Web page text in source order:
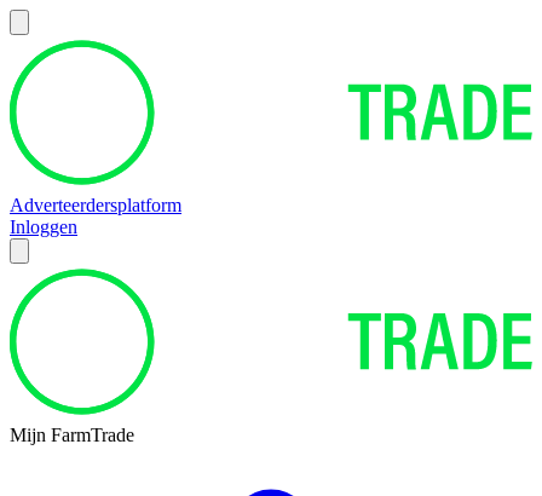
Adverteerdersplatform
Inloggen
Mijn FarmTrade